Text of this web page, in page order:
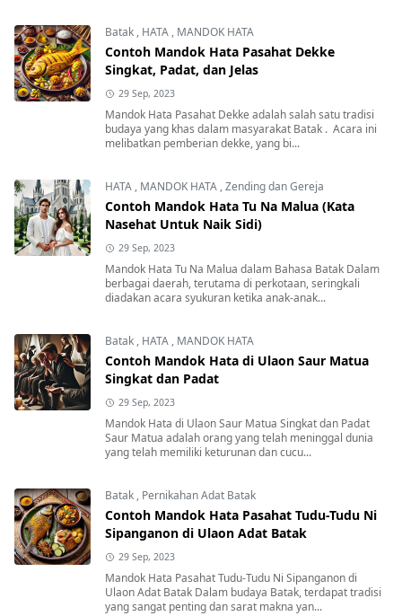
Batak , HATA , MANDOK HATA
Contoh Mandok Hata Pasahat Dekke
Singkat, Padat, dan Jelas
29 Sep, 2023
Mandok Hata Pasahat Dekke adalah salah satu tradisi
budaya yang khas dalam masyarakat Batak . Acara ini
melibatkan pemberian dekke, yang bi...
HATA , MANDOK HATA ,Zending dan Gereja
Contoh Mandok Hata Tu Na Malua (Kata
Nasehat Untuk Naik Sidi)
29 Sep, 2023
Mandok Hata Tu Na Malua dalam Bahasa Batak Dalam
berbagai daerah, terutama di perkotaan, seringkali
diadakan acara syukuran ketika anak-anak...
Batak , HATA , MANDOK HATA
Contoh Mandok Hata di Ulaon Saur Matua
Singkat dan Padat
29 Sep, 2023
Mandok Hata di Ulaon Saur Matua Singkat dan Padat
Saur Matua adalah orang yang telah meninggal dunia
yang telah memiliki keturunan dan cucu...
Batak , Pernikahan Adat Batak
Contoh Mandok Hata Pasahat Tudu-Tudu Ni
Sipanganon di Ulaon Adat Batak
29 Sep, 2023
Mandok Hata Pasahat Tudu-Tudu Ni Sipanganon di
Ulaon Adat Batak Dalam budaya Batak, terdapat tradisi
yang sangat penting dan sarat makna yan...